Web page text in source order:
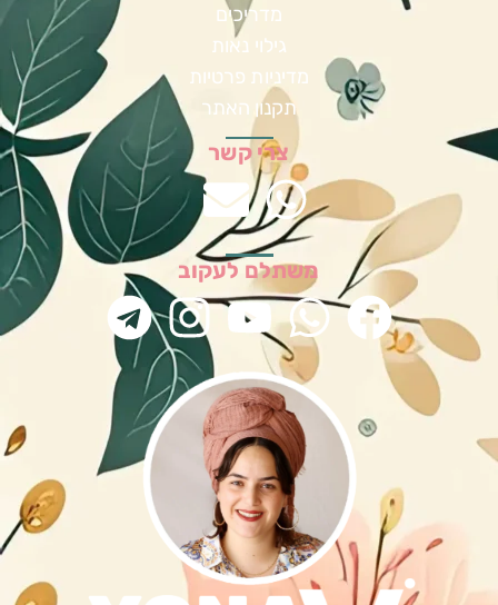
מדריכים
גילוי נאות
מדיניות פרטיות
תקנון האתר
צרי קשר
משתלם לעקוב